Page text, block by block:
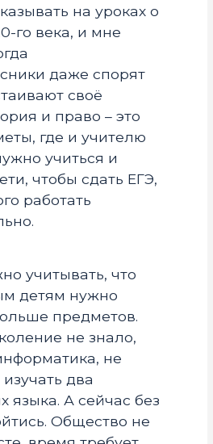
на уроках о
го века, и мне
даже спорят
своё
и право – это
где и учителю
учиться и
чтобы сдать ЕГЭ,
работать
учитывать, что
детям нужно
предметов.
не знало,
не
два
языка. А сейчас без
Общество не